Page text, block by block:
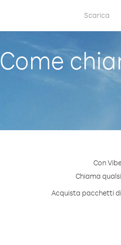
Scarica
Come
Con
Chiama
Acquista pacchetti